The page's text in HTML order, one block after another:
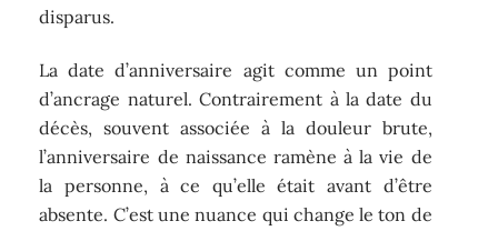
disparus.
La date d’anniversaire agit comme un point
d’ancrage naturel. Contrairement à la date du
décès, souvent associée à la douleur brute,
l’anniversaire de naissance ramène à la vie de
la personne, à ce qu’elle était avant d’être
absente. C’est une nuance qui change le ton de